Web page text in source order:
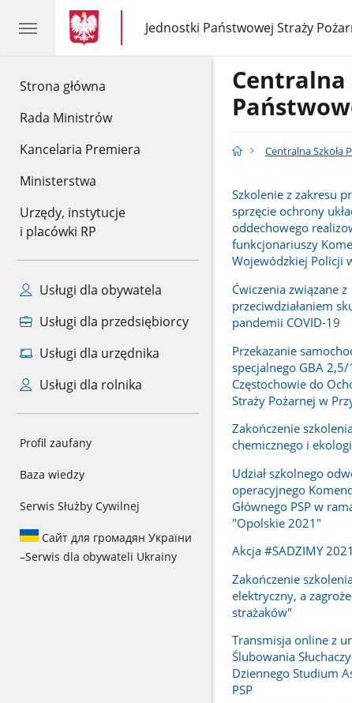
Strona główna
Rada Ministrów
Kancelaria Premiera
Ministerstwa
Urzędy, instytucje
i placówki RP
Usługi dla obywatela
Usługi dla przedsiębiorcy
Usługi dla urzędnika
Usługi dla rolnika
Profil zaufany
Baza wiedzy
Serwis Służby Cywilnej
Сайт для громадян України
–Serwis dla obywateli Ukrainy
gov.pl
gov.pl
Jednostki Państwowej Straży
gov.pl
Jednostki
Państwowej
Centralna
Centralna Szkoła
Szkolenie z zakresu
sprzęcie ochrony
oddechowego
funkcjonariuszy
Wojewódzkiej Policji
Ćwiczenia związane z
przeciwdziałaniem
pandemii COVID-19
Przekazanie
specjalnego GBA 2,5/
Częstochowie do
Straży Pożarnej w
Zakończenie
chemicznego i
Udział szkolnego
operacyjnego
Głównego PSP w
"Opolskie 2021"
Akcja #SADZIMY 2021
Zakończenie
elektryczny, a
strażaków"
Transmisja online z
Ślubowania
Dziennego Studium
PSP